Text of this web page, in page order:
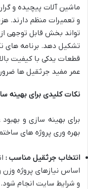
ماشین آلات پیچیده و
و تعمیرات منظم دارند.
تواند بخش قابل توجهی
تشکیل دهد. برنامه های
قطعات یدکی با کیفیت
عمر مفید جرثقیل ها
نکات کلیدی برای بهینه
برای بهینه سازی و
بهره وری پروژه های
انتخاب جرثقیل مناسب :
اساس نیازهای پروژه وزن و
و شرایط سایت انجام